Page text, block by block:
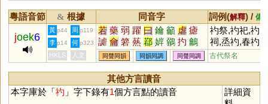
粵語音節 & 根據 同音字 詞例(解釋) / 備
joek6
黃 p44 周 p119 若 藥 弱 躍 曰 鑰 籲 虐 瘧
謔 龠 箬 爇 鄀 婩 鶸 扚 鸙
婼 禴 蘥 爚 瀹 蒻 楉 鈅 渃
篛 汋 葯 籥
礿祭,礿祀,礿
祠,烝礿,春礿,
夏礿
李 p14 何 p323
HKLS 人文 同聲同韻 同韻同調 同聲同調 古代祭名
其他方言讀音
本字庫於「礿 」字下錄有1個方言點的讀音
詳細資